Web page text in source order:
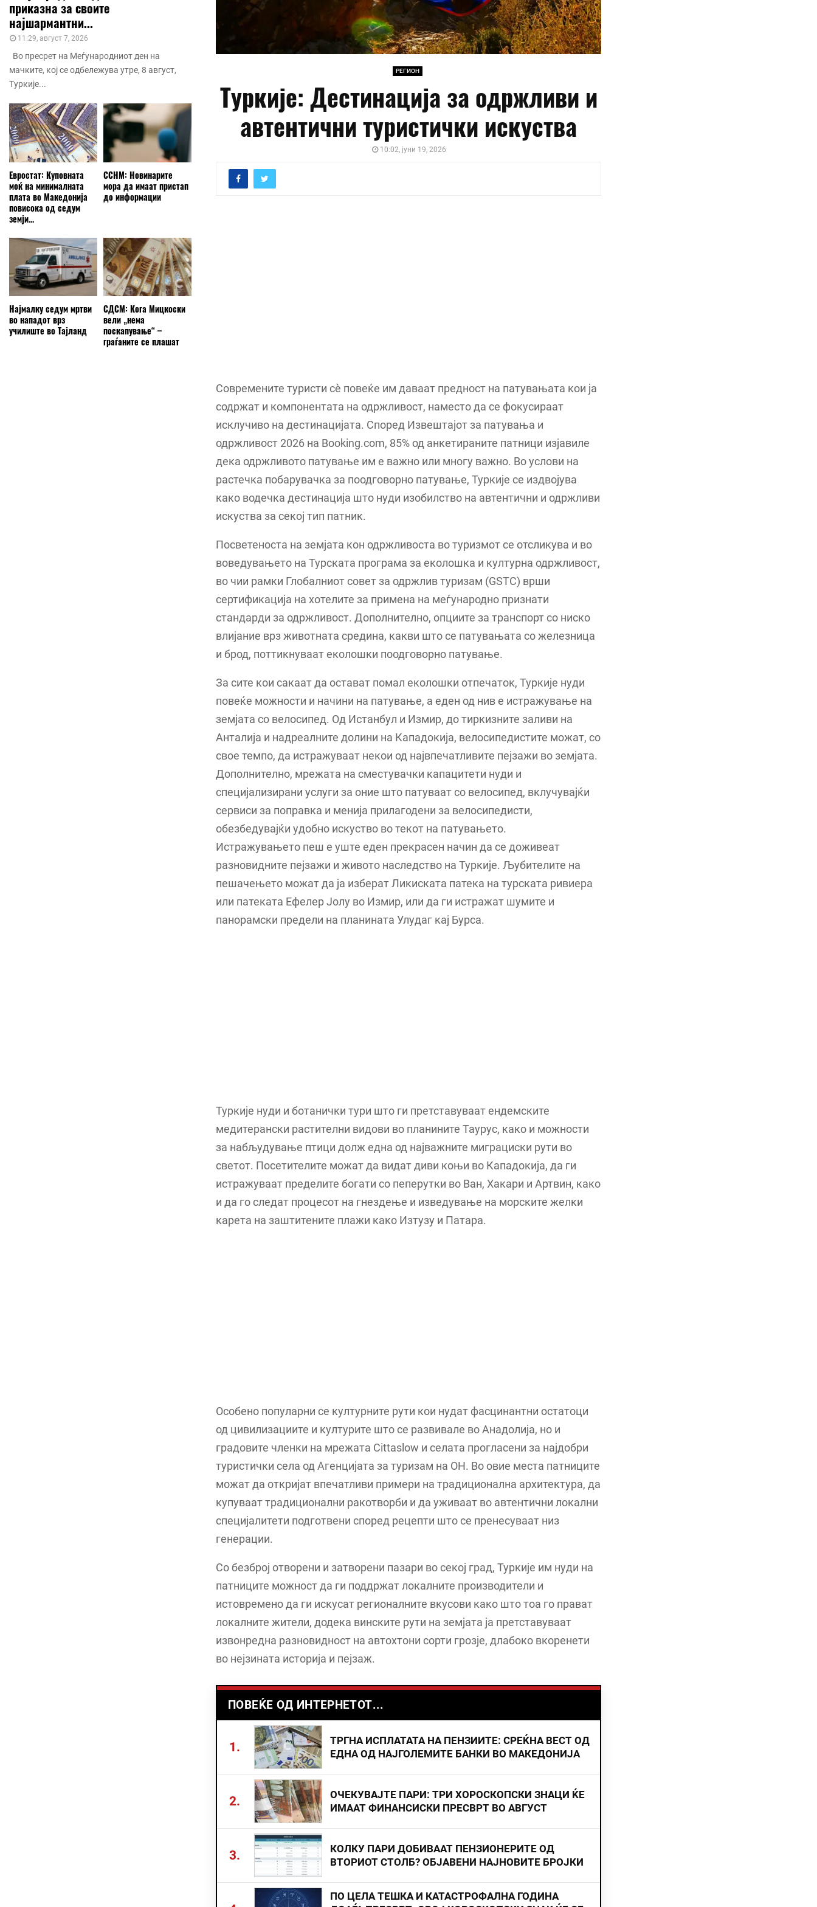
РЕГИОН
Туркије: Дестинација за одржливи и
автентични туристички искуства
10:02, јуни 19, 2026
Современите туристи сѐ повеќе им даваат предност на патувањата кои ја
содржат и компонентата на одржливост, наместо да се фокусираат
исклучиво на дестинацијата. Според Извештајот за патувања и
одржливост 2026 на Booking.com, 85% од анкетираните патници изјавиле
дека одржливото патување им е важно или многу важно. Во услови на
растечка побарувачка за поодговорно патување, Туркије се издвојува
како водечка дестинација што нуди изобилство на автентични и одржливи
искуства за секој тип патник.
Посветеноста на земјата кон одржливоста во туризмот се отсликува и во
воведувањето на Турската програма за еколошка и културна одржливост,
во чии рамки Глобалниот совет за одржлив туризам (GSTC) врши
сертификација на хотелите за примена на меѓународно признати
стандарди за одржливост. Дополнително, опциите за транспорт со ниско
влијание врз животната средина, какви што се патувањата со железница
и брод, поттикнуваат еколошки поодговорно патување.
За сите кои сакаат да остават помал еколошки отпечаток, Туркије нуди
повеќе можности и начини на патување, a eден од нив е истражување на
земјата со велосипед. Од Истанбул и Измир, до тиркизните заливи на
Анталија и надреалните долини на Кападокија, велосипедистите можат, со
свое темпо, да истражуваат некои од највпечатливите пејзажи во земјата.
Дополнително, мрежата на сместувачки капацитети нуди и
специјализирани услуги за оние што патуваат со велосипед, вклучувајќи
сервиси за поправка и менија прилагодени за велосипедисти,
обезбедувајќи удобно искуство во текот на патувањето.
Истражувањето пеш е уште еден прекрасен начин да се доживеат
разновидните пејзажи и живото наследство на Туркије. Љубителите на
пешачењето можат да ја изберат Ликиската патека на турската ривиера
или патеката Ефелер Јолу во Измир, или да ги истражат шумите и
панорамски предели на планината Улудаг кај Бурса.
Туркије нуди и ботанички тури што ги претставуваат ендемските
медитерански растителни видови во планините Таурус, како и можности
за набљудување птици долж една од најважните миграциски рути во
светот. Посетителите можат да видат диви коњи во Кападокија, да ги
истражуваат пределите богати со пеперутки во Ван, Хакари и Артвин, како
и да го следат процесот на гнездење и изведување на морските желки
карета на заштитените плажи како Изтузу и Патара.
Особено популарни се културните рути кои нудат фасцинантни остатоци
од цивилизациите и културите што се развивале во Анадолија, но и
градовите членки на мрежата Cittaslow и селата прогласени за најдобри
туристички села од Агенцијата за туризам на ОН. Во овие места патниците
можат да откријат впечатливи примери на традиционална архитектура, да
купуваат традиционални ракотворби и да уживаат во автентични локални
специјалитети подготвени според рецепти што се пренесуваат низ
генерации.
Со безброј отворени и затворени пазари во секој град, Туркије им нуди на
патниците можност да ги поддржат локалните производители и
истовремено да ги искусат регионалните вкусови како што тоа го прават
локалните жители, додека винските рути на земјата ја претставуваат
извонредна разновидност на автохтони сорти грозје, длабоко вкоренети
во нејзината историја и пејзаж.
ПОВЕЌЕ ОД ИНТЕРНЕТОТ...
1.
ТРГНА ИСПЛАТАТА НА ПЕНЗИИТЕ: СРЕЌНА ВЕСТ ОД
ЕДНА ОД НАЈГОЛЕМИТЕ БАНКИ ВО МАКЕДОНИЈА
2.
ОЧЕКУВАЈТЕ ПАРИ: ТРИ ХОРОСКОПСКИ ЗНАЦИ ЌЕ
ИМААТ ФИНАНСИСКИ ПРЕСВРТ ВО АВГУСТ
3.
КОЛКУ ПАРИ ДОБИВААТ ПЕНЗИОНЕРИТЕ ОД
ВТОРИОТ СТОЛБ? ОБЈАВЕНИ НАЈНОВИТЕ БРОЈКИ
ПО ЦЕЛА ТЕШКА И КАТАСТРОФАЛНА ГОДИНА
приказна за своите
најшармантни...
11:29, август 7, 2026
Во пресрет на Меѓународниот ден на
мачките, кој се одбележува утре, 8 август,
Туркије...
Евростат: Куповната
моќ на минималната
плата во Македонија
повисока од седум
земји...
ССНМ: Новинарите
мора да имаат пристап
до информации
Најмалку седум мртви
во нападот врз
училиште во Тајланд
СДСМ: Кога Мицкоски
вели „нема
поскапување“ –
граѓаните се плашат